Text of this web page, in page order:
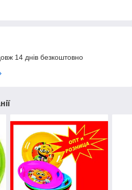
14 днів безкоштовно